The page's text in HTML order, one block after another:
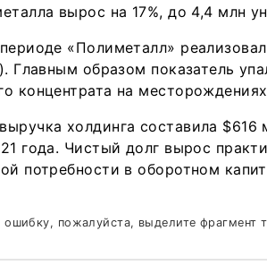
вырос на 17%, до 4,4 млн
«Полиметалл»
Главным образом показатель
концентрата на
холдинга составила
года. Чистый долг вырос
потребности в оборотном
пожалуйста, выделите фрагмент